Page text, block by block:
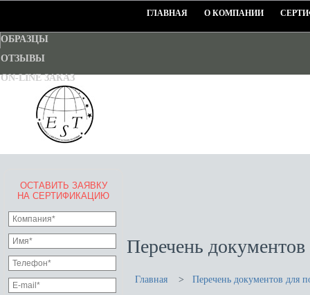
ГЛАВНАЯ О КОМПАНИИ
ОБРАЗЦЫ
ОТЗЫВЫ
ON-LINE ЗАКАЗ
ОСТАВИТЬ ЗАЯВКУ
НА СЕРТИФИКАЦИЮ
Перечень
Главная > Перечень документов для